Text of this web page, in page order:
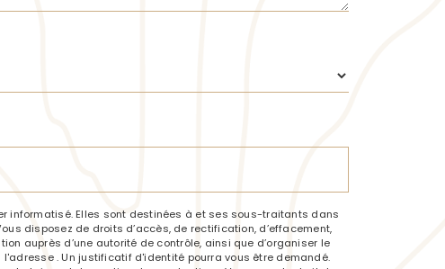
informatisé. Elles sont destinées à et ses sous-traitants dans
disposez de droits d’accès, de rectification, d’effacement,
auprès d’une autorité de contrôle, ainsi que d’organiser le
. Un justificatif d'identité pourra vous être demandé.